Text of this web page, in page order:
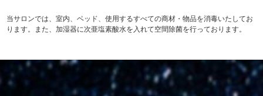
当サロンでは、室内、ベッド、使用するすべての商材・物品を消毒いたしてお
ります。また、加湿器に次亜塩素酸水を入れて空間除菌を行っております。